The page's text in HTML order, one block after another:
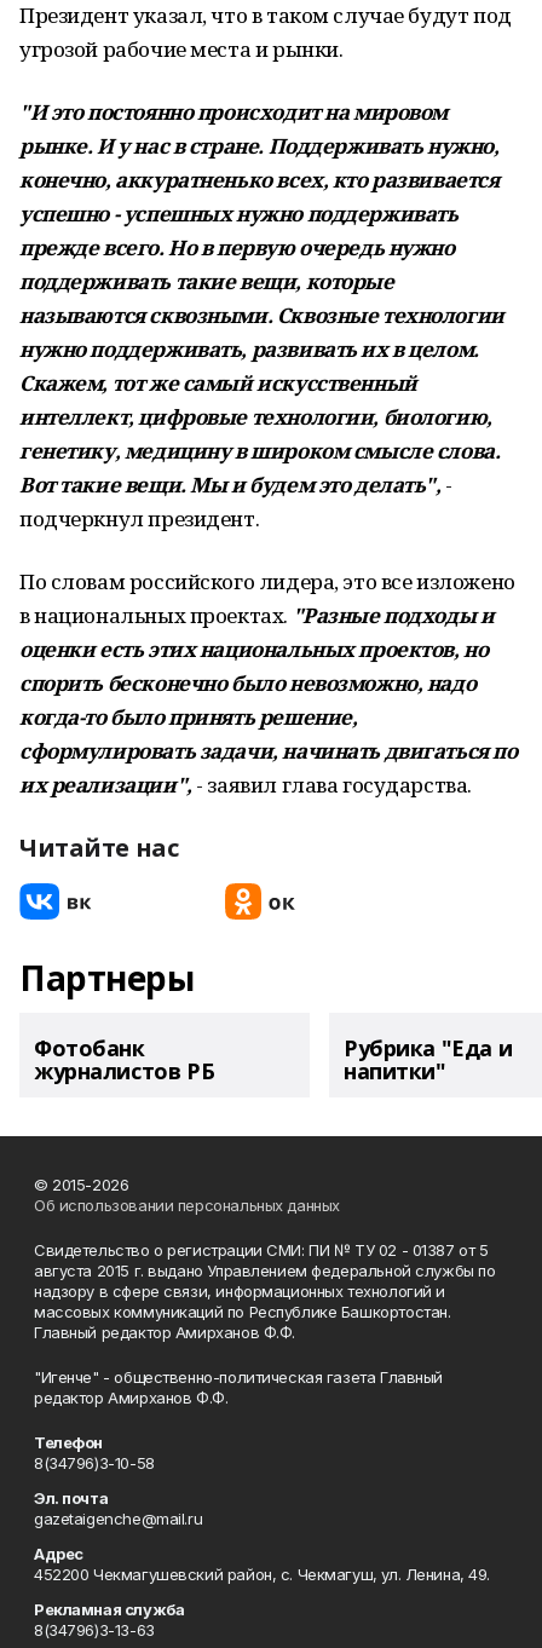
Президент указал, что в таком случае будут под
угрозой рабочие места и рынки.
"И это постоянно происходит на мировом
рынке. И у нас в стране. Поддерживать нужно,
конечно, аккуратненько всех, кто развивается
успешно - успешных нужно поддерживать
прежде всего. Но в первую очередь нужно
поддерживать такие вещи, которые
называются сквозными. Сквозные технологии
нужно поддерживать, развивать их в целом.
Скажем, тот же самый искусственный
интеллект, цифровые технологии, биологию,
генетику, медицину в широком смысле слова.
Вот такие вещи. Мы и будем это делать", -
подчеркнул президент.
По словам российского лидера, это все изложено
в национальных проектах. "Разные подходы и
оценки есть этих национальных проектов, но
спорить бесконечно было невозможно, надо
когда-то было принять решение,
сформулировать задачи, начинать двигаться по
их реализации", - заявил глава государства.
Читайте нас
Партнеры
Фотобанк
журналистов РБ
Рубрика "Еда и
напитки"
© 2015-2026
Об использовании персональных данных
Свидетельство о регистрации СМИ: ПИ № ТУ 02 - 01387 от 5
августа 2015 г. выдано Управлением федеральной службы по
надзору в сфере связи, информационных технологий и
массовых коммуникаций по Республике Башкортостан.
Главный редактор Амирханов Ф.Ф.
"Игенче" - общественно-политическая газета Главный
редактор Амирханов Ф.Ф.
Телефон
8(34796)3-10-58
Эл. почта
gazetaigenche@mail.ru
Адрес
452200 Чекмагушевский район, с. Чекмагуш, ул. Ленина, 49.
Рекламная служба
8(34796)3-13-63